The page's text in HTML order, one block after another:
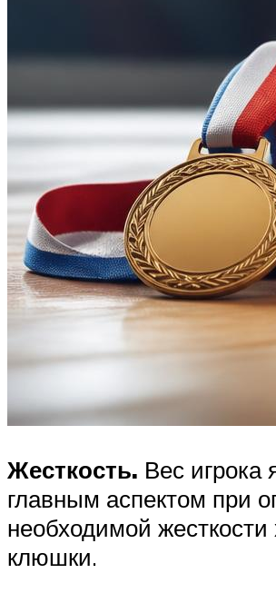
Жесткость. Вес игрока
главным аспектом при
необходимой жесткости
клюшки.